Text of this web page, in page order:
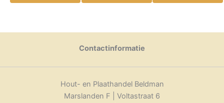
Contactinformatie
Hout- en Plaathandel Beldman
Marslanden F | Voltastraat 6